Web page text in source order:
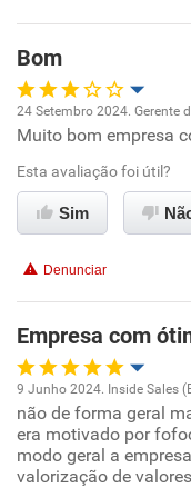
Benefícios
Recomenda esta
Recomenda a
Bom
Oportunidade de
Ambiente de trabalho
Benefícios
Recomenda esta
Recomenda a
24 Setembro 2024. Gerente
Muito bom empresa
Esta avaliação foi útil?
Sim
Denunciar
Empresa com
Oportunidade de
Ambiente de trabalho
9 Junho 2024. Inside Sales
não de forma geral
era motivado por
modo geral a
valorização de